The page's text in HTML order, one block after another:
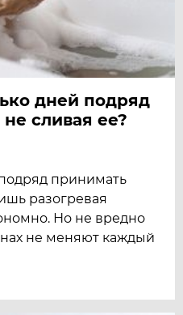
дней подряд
сливая ее?
принимать
разогревая
Но не вредно
не меняют каждый